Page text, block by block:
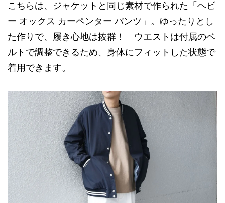
こちらは、ジャケットと同じ素材で作られた「ヘビ
ー オックス カーペンター パンツ」。ゆったりとし
た作りで、履き心地は抜群！ ウエストは付属のベ
ルトで調整できるため、身体にフィットした状態で
着用できます。